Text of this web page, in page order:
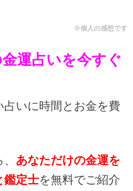
※個人の感想です
運占いを今すぐ
いに時間とお金を費
あなただけの金運を
鑑定士を無料でご紹介